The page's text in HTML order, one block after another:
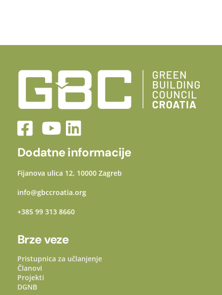
Dodatne informacije
Fijanova ulica 12, 10000 Zagreb
info@gbccroatia.org
+385 99 313 8660
Brze veze
Pristupnica za učlanjenje
Članovi
Projekti
DGNB